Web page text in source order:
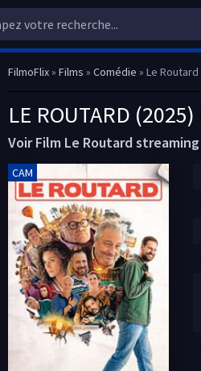
FilmoFlix» Films » Comédie » Le Routard
LE ROUTARD
Voir Film Le Routard
CAM